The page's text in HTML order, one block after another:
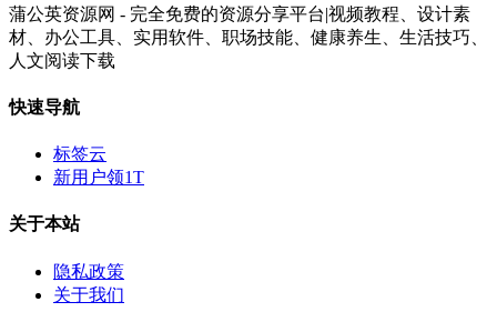
蒲公英资源网 - 完全免费的资源分享平台|视频教程、设计素
材、办公工具、实用软件、职场技能、健康养生、生活技巧、
人文阅读下载
快速导航
标签云
新用户领1T
关于本站
隐私政策
关于我们